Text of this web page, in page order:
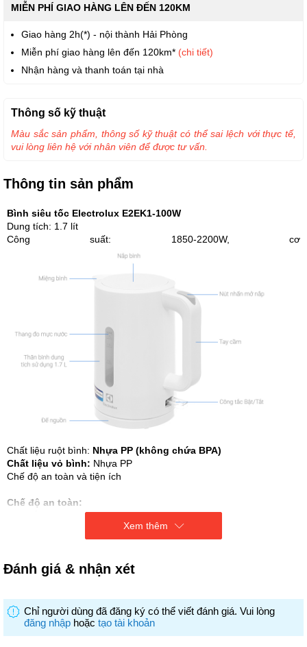
MIỄN PHÍ GIAO HÀNG LÊN ĐẾN 120KM
Giao hàng 2h(*) - nội thành Hải Phòng
Miễn phí giao hàng lên đến 120km* (chi tiết)
Nhận hàng và thanh toán tại nhà
Thông tin sản phẩm
Bình siêu tốc Electrolux E2EK1-100W
Dung tích: 1.7 lít
Công suất: 1850-2200W, cơ
Chất liệu ruột bình: Nhựa PP (không chứa BPA)
Chất liệu vỏ bình: Nhựa PP
Chế độ an toàn và tiện ích
Chế độ an toàn:
Tự ngắt khi nước sôi và khi cạn nước
Tiện ích: Cột hiển thị mực nước
Đế xoay 360 độ
Chiều dài dây điện: 73 cm
Xem thêm
Thông số kỹ thuật
Màu sắc sản phẩm, thông số kỹ thuật có thể sai lệch với thực tế,
vui lòng liên hệ với nhân viên để được tư vấn.
Đánh giá & nhận xét
Chỉ người dùng đã đăng ký có thể viết đánh giá. Vui lòng
đăng nhập hoặc tạo tài khoản